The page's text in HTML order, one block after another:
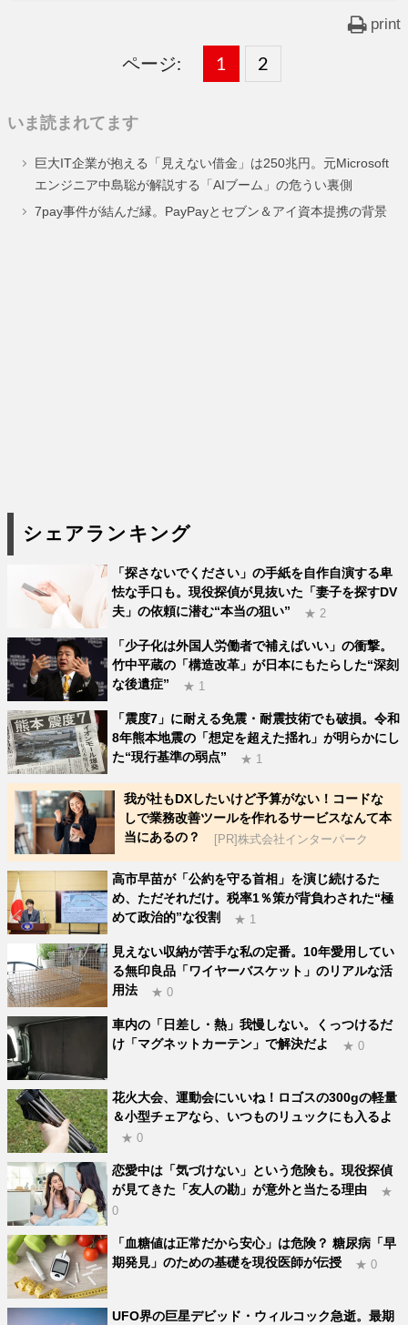
print
ページ:
固
ー
ジ
1 ,
固
ー
ジ
2
いま読まれてます
巨大IT企業が抱える「見えない借金」は250兆円。元Microsoft
エンジニア中島聡が解説する「AIブーム」の危うい裏側
7pay事件が結んだ縁。PayPayとセブン＆アイ資本提携の背景
シェアランキング
「探さないでください」の手紙を自作自演する卑
怯な手口も。現役探偵が見抜いた「妻子を探すDV
夫」の依頼に潜む“本当の狙い”
★ 2
「少子化は外国人労働者で補えばいい」の衝撃。
竹中平蔵の「構造改革」が日本にもたらした“深刻
な後遺症”
★ 1
「震度7」に耐える免震・耐震技術でも破損。令和
8年熊本地震の「想定を超えた揺れ」が明らかにし
た“現行基準の弱点”
★ 1
我が社もDXしたいけど予算がない！コードな
しで業務改善ツールを作れるサービスなんて本
当にあるの？
[PR]株式会社インターパーク
高市早苗が「公約を守る首相」を演じ続けるた
め、ただそれだけ。税率1％策が背負わされた“極
めて政治的”な役割
★ 1
見えない収納が苦手な私の定番。10年愛用してい
る無印良品「ワイヤーバスケット」のリアルな活
用法
★ 0
車内の「日差し・熱」我慢しない。くっつけるだ
け「マグネットカーテン」で解決だよ
★ 0
花火大会、運動会にいいね！ロゴスの300gの軽量
＆小型チェアなら、いつものリュックにも入るよ
★ 0
恋愛中は「気づけない」という危険も。現役探偵
が見てきた「友人の勘」が意外と当たる理由
★
0
「血糖値は正常だから安心」は危険？ 糖尿病「早
期発見」のための基礎を現役医師が伝授
★ 0
UFO界の巨星デビッド・ウィルコック急逝。最期